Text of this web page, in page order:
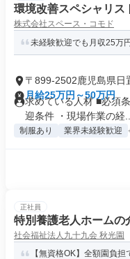
環境改善スペシャリス
株式会社スペース・コモド
未経験歓迎でも月収25万
〒899-2502鹿児島県日
月給25万円～50万円
求めている人材 ■必須
迎条件 ・現場作業の経...
制服あり 業界未経験歓迎
正社員
特別養護老人ホームの
社会福祉法人九十九会 秋光園
【無資格OK】全額園負